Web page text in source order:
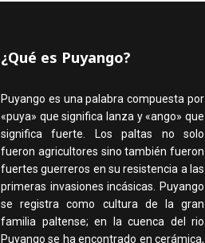
¿Qué es Puyango?
Puyango es una palabra compuesta por
«puya» que significa lanza y «ango» que
significa fuerte. Los paltas no solo
fueron agricultores sino también fueron
fuertes guerreros en su resistencia a las
primeras invasiones incásicas. Puyango
se registra como cultura de la gran
familia paltense; en la cuenca del rio
Puyango se ha encontrado en cerámica,